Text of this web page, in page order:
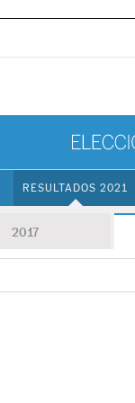
RESULTADOS 2021
2017